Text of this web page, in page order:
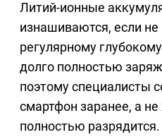
Литий-ионные
изнашиваются, если не
регулярному
долго полностью
поэтому специалисты
смартфон заранее, а
полностью разрядится.